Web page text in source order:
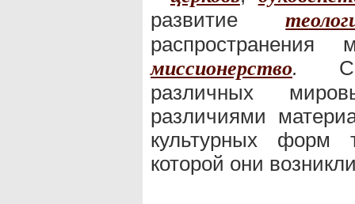
развитие
миссионерство.
различных
различиями
культурных форм
которой они